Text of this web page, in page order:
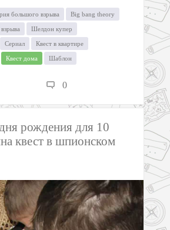
большого взрыва Big bang theory
Шелдон купер
Сериал Квест в квартире
Квест дома Шаблон
0
рождения для 10
квест в шпионском